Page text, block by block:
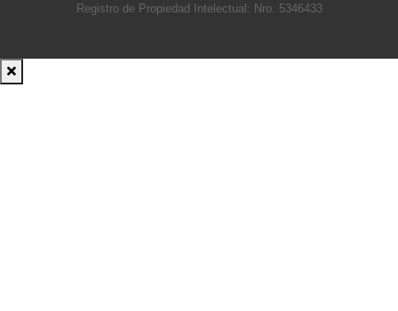
Registro de Propiedad Intelectual: Nro. 5346433